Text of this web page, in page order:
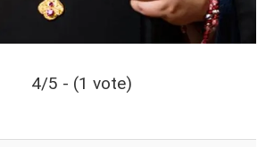
4/5 - (1 vote)